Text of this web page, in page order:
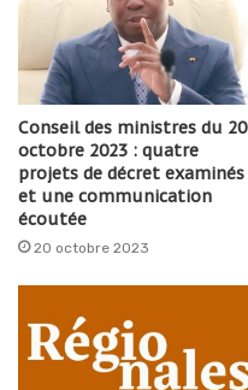
Conseil des ministres du 20
octobre 2023 : quatre
projets de décret examinés
et une communication
écoutée
20 octobre 2023